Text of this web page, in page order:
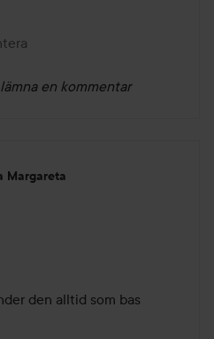
en kommentar
Margareta
1 år
den alltid som bas